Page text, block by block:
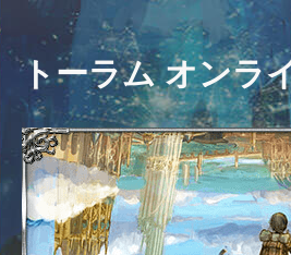
トーラム オンラ